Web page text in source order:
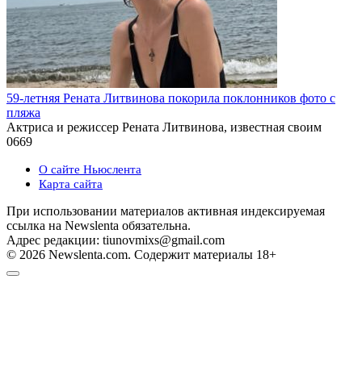
59-летняя Рената Литвинова покорила поклонников фото с
пляжа
Актриса и режиссер Рената Литвинова, известная своим
0669
О сайте Ньюслента
Карта сайта
При использовании материалов активная индексируемая
ссылка на Newslenta обязательна.
Адрес редакции: tiunovmixs@gmail.com
© 2026 Newslenta.com. Содержит материалы 18+